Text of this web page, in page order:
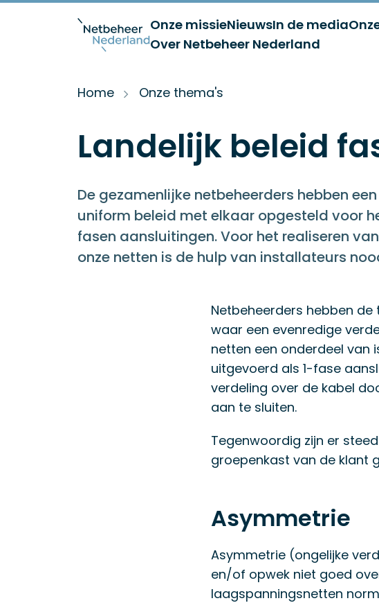
Onze missieNieuwsIn de media
Over Netbeheer Nederland
Home Onze thema's
Landelijk beleid
De gezamenlijke netbeheerders hebben
uniform beleid met elkaar opgesteld voor
fasen aansluitingen. Voor het realiseren
onze netten is de hulp van installateurs
Netbeheerders hebben
waar een evenredige
netten een onderdeel van
uitgevoerd als 1-fase
verdeling over de kabel
aan te sluiten.
Tegenwoordig zijn er
groepenkast van de klant
Asymmetrie
Asymmetrie (ongelijke
en/of opwek niet goed
laagspanningsnetten